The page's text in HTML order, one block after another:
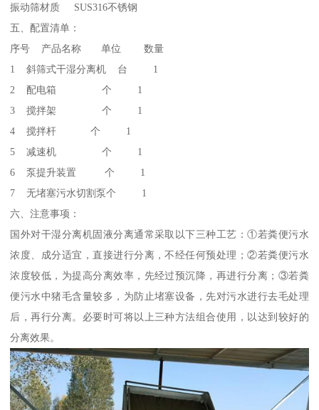
振动筛材质 SUS316不锈钢
五、配置清单：
序号 产品名称 单位 数量
1 斜筛式干湿分离机 台 1
2 配电箱 个 1
3 搅拌架 个 1
4 搅拌杆 个 1
5 减速机 个 1
6 泵提升装置 个 1
7 无堵塞污水切割泵个 1
六、注意事项：
国外对干湿分离机固液分离通常采取以下三种工艺：①若粪便污水
浓度、成分适宜，直接进行分离，不经任何预处理；②若粪便污水
浓度较低，为提高分离效率，先经过预沉降，再进行分离；③若粪
便污水中猪毛含量较多，为防止堵塞设备，先对污水进行去毛处理
后，再行分离。必要时可将以上三种方法组合使用，以达到较好的
分离效果。